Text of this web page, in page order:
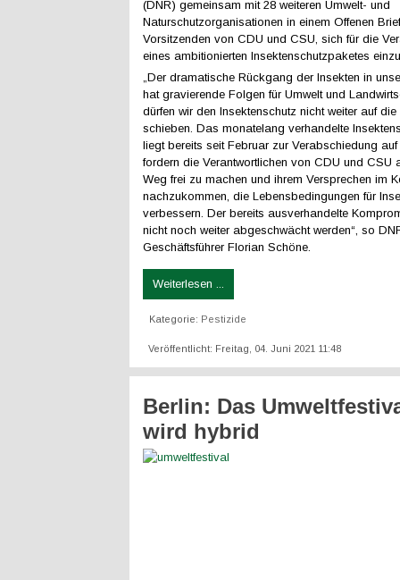
(DNR) gemeinsam mit 28 weiteren Umwelt- und
Naturschutzorganisationen in einem Offenen
Vorsitzenden von CDU und CSU, sich für die
eines ambitionierten Insektenschutzpaketes
„Der dramatische Rückgang der Insekten in
hat gravierende Folgen für Umwelt und
dürfen wir den Insektenschutz nicht weiter auf
schieben. Das monatelang verhandelte
liegt bereits seit Februar zur Verabschiedung
fordern die Verantwortlichen von CDU und CSU
Weg frei zu machen und ihrem Versprechen im
nachzukommen, die Lebensbedingungen für
verbessern. Der bereits ausverhandelte
nicht noch weiter abgeschwächt werden“, so
Geschäftsführer Florian Schöne.
Weiterlesen ...
Kategorie: Pestizide
Veröffentlicht: Freitag, 04. Juni 2021 11:48
Berlin: Das
wird hybrid